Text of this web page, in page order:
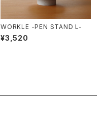
WORKLE -PEN STAND L-
¥3,520